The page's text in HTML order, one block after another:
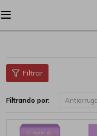

Filtrando por: